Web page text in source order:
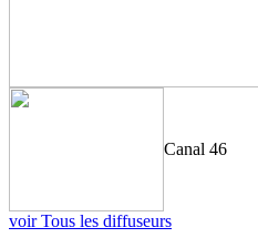
Canal 46
voir Tous les diffuseurs